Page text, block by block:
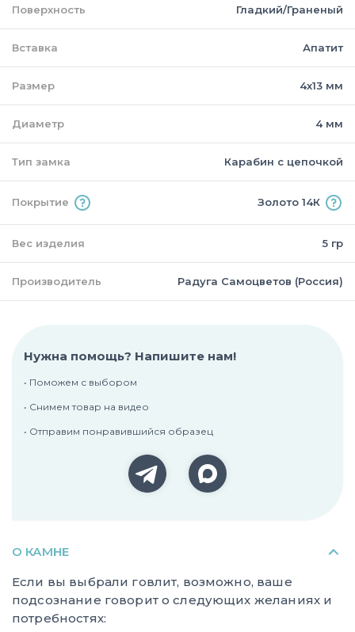
Поверхность Гладкий/Граненый
Вставка Апатит
Размер 4х13 мм
Диаметр 4 мм
Тип замка Карабин с цепочкой
Покрытие Золото 14К
Вес изделия 5 гр
Производитель Радуга Самоцветов (Россия)
Нужна помощь? Напишите нам!
• Поможем с выбором
• Снимем товар на видео
• Отправим понравившийся образец
О КАМНЕ
Если вы выбрали говлит, возможно, ваше
подсознание говорит о следующих желаниях и
потребностях: